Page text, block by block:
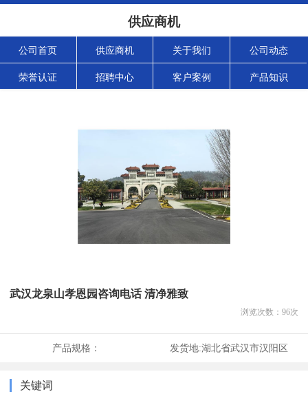
供应商机
公司首页 供应商机 关于我们 公司动态
荣誉认证 招聘中心 客户案例 产品知识
武汉龙泉山孝恩园咨询电话 清净雅致
浏览次数： 96次
产品规格： 发货地:湖北省武汉市汉阳区
关键词